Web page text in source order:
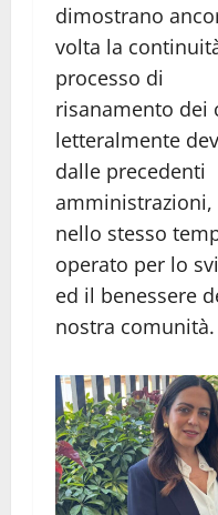
dimostrano
volta la
processo di
risanamento dei
letteralmente
dalle precedenti
amministrazioni,
nello stesso
operato per lo
ed il benessere
nostra comunità.